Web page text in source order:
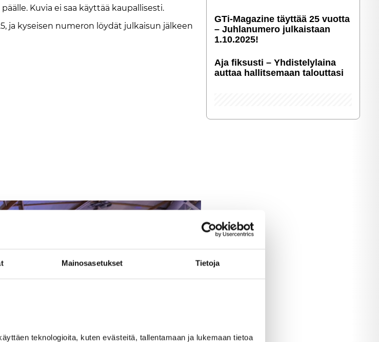
Mainosasetukset Tietoja
teknologioita, kuten evästeitä, tallentamaan ja lukemaan tietoa
Ku­via ei saa käyt­tää kau­pal­li­ses­ti.
ja ky­sei­sen nu­me­ron löy­dät jul­kai­sun jäl­keen
GTi-Magazine täyttää 25 vuotta
– Juhlanumero julkaistaan
1.10.2025!
Aja fiksusti – Yhdis­te­ly­laina
auttaa hallitsemaan talouttasi